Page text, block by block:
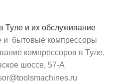
бытовые компрессоры
компрессоров в Туле.
шоссе, 57-А